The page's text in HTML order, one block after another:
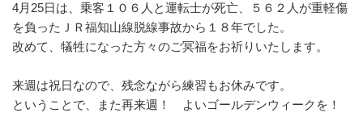
4月25日は、乗客１０６人と運転士が死亡、５６２人が重軽傷
を負ったＪＲ福知山線脱線事故から１８年でした。
改めて、犠牲になった方々のご冥福をお祈りいたします。
来週は祝日なので、残念ながら練習もお休みです。
ということで、また再来週！ よいゴールデンウィークを！